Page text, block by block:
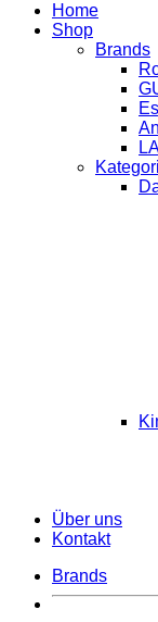
Home
Shop
Brands
Über uns
Kontakt
Brands